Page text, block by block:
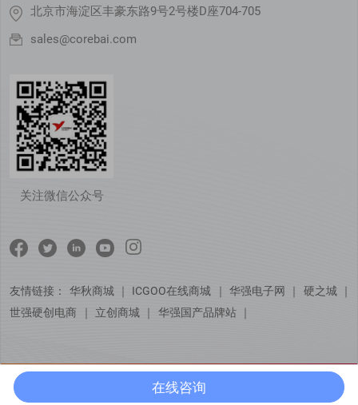
北京市海淀区丰豪东路9号2号楼D座704-705
sales@corebai.com
关注微信公众号
友情链接： 华秋商城 ｜ ICGOO在线商城 华强电子网 硬之城
世强硬创电商
立创商城 ｜ 华强国产品牌站
© Copyright 芯佰微电子（北京）有限公司
在线咨询